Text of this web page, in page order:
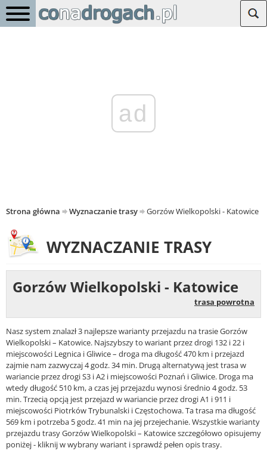
ad
Strona główna Wyznaczanie trasy Gorzów Wielkopolski - Katowice
WYZNACZANIE TRASY
Gorzów Wielkopolski - Katowice
trasa powrotna
Nasz system znalazł 3 najlepsze warianty przejazdu na trasie Gorzów
Wielkopolski – Katowice. Najszybszy to wariant przez drogi 132 i 22 i
miejscowości Legnica i Gliwice – droga ma długość 470 km i przejazd
zajmie nam zazwyczaj 4 godz. 34 min. Drugą alternatywą jest trasa w
wariancie przez drogi S3 i A2 i miejscowości Poznań i Gliwice. Droga ma
wtedy długość 510 km, a czas jej przejazdu wynosi średnio 4 godz. 53
min. Trzecią opcją jest przejazd w wariancie przez drogi A1 i 911 i
miejscowości Piotrków Trybunalski i Częstochowa. Ta trasa ma długość
569 km i potrzeba 5 godz. 41 min na jej przejechanie. Wszystkie warianty
przejazdu trasy Gorzów Wielkopolski – Katowice szczegółowo opisujemy
poniżej - kliknij w wybrany wariant i sprawdź pełen opis trasy.